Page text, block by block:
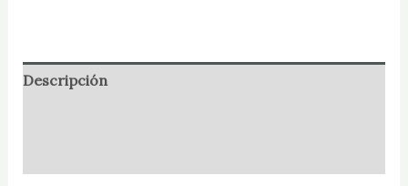
Descripción